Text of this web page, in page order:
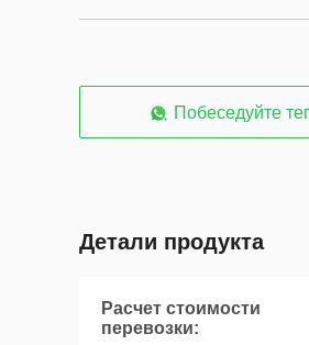
Побеседуйте
Детали продукта
Расчет стоимости
перевозки: